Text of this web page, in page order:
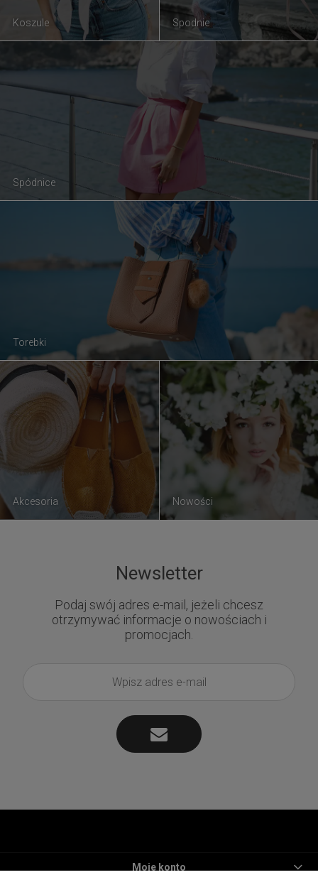
Spódnice
Koszule Spodnie
Torebki
Akcesoria Nowości
Newsletter
Podaj swój adres e-mail, jeżeli chcesz
otrzymywać informacje o nowościach i
promocjach.
Moje konto